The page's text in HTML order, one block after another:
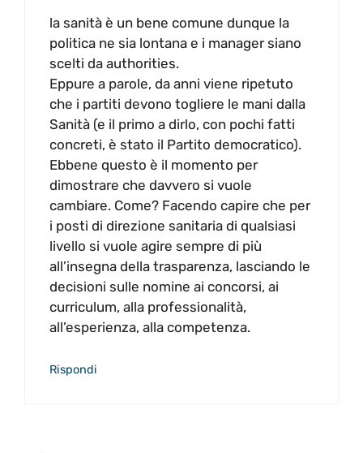
la sanità è un bene comune dunque la
politica ne sia lontana e i manager siano
scelti da authorities.
Eppure a parole, da anni viene ripetuto
che i partiti devono togliere le mani dalla
Sanità (e il primo a dirlo, con pochi fatti
concreti, è stato il Partito democratico).
Ebbene questo è il momento per
dimostrare che davvero si vuole
cambiare. Come? Facendo capire che per
i posti di direzione sanitaria di qualsiasi
livello si vuole agire sempre di più
all’insegna della trasparenza, lasciando le
decisioni sulle nomine ai concorsi, ai
curriculum, alla professionalità,
all’esperienza, alla competenza.
Rispondi